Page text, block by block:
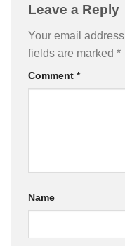
Leave a Reply
Your email
fields are marked *
Comment *
Name